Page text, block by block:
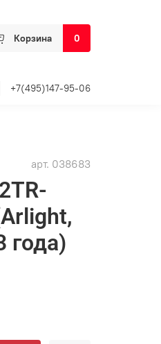
Корзина 0
+7(495)147-95-06
арт. 038683
года)